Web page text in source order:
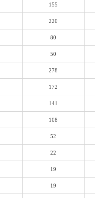
155
220
80
50
278
172
141
108
52
22
19
19